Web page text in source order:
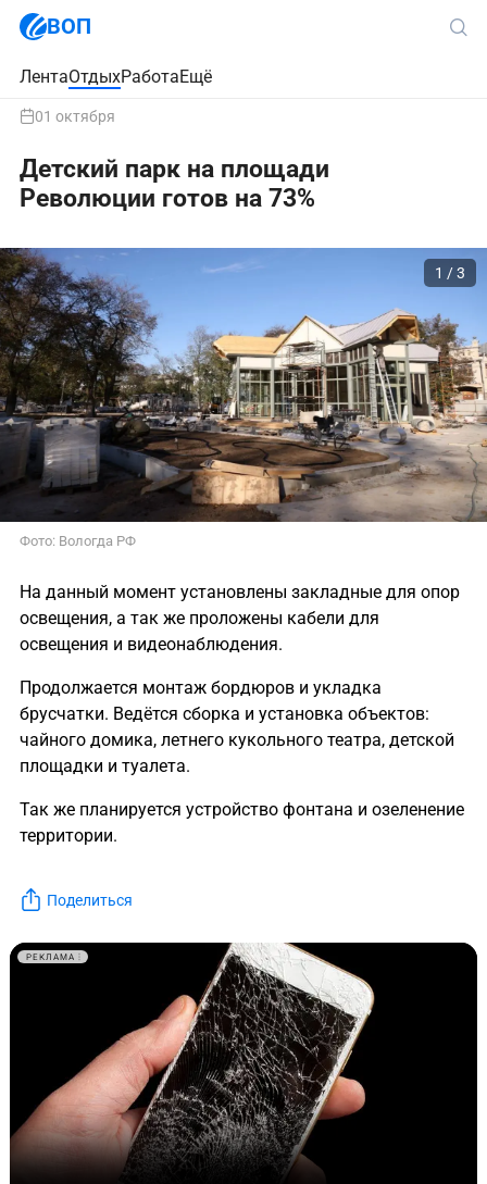
ВОП
ЛентаОтдыхРаботаЕщё
01 октября
Детский парк на площади
Революции готов на 73%
Фото: Вологда РФ
1 / 3
На данный момент установлены закладные для опор
освещения, а так же проложены кабели для
освещения и видеонаблюдения.
Продолжается монтаж бордюров и укладка
брусчатки. Ведётся сборка и установка объектов:
чайного домика, летнего кукольного театра, детской
площадки и туалета.
Так же планируется устройство фонтана и озеленение
территории.
Поделиться
РЕКЛАМА